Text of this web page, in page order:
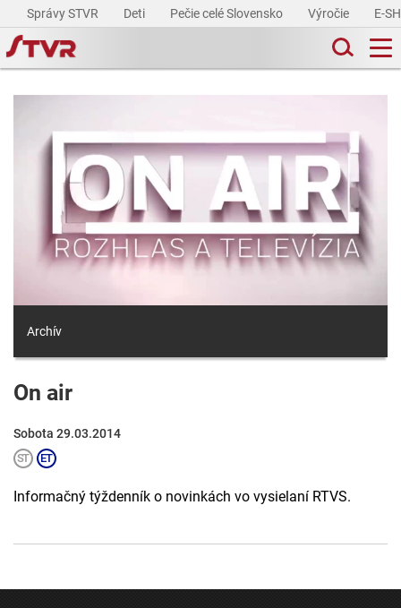
Správy STVR Deti Pečie celé Slovensko Výročie E-
Archív
On air
Sobota 29.03.2014
Informačný týždenník o novinkách vo vysielaní RTVS.